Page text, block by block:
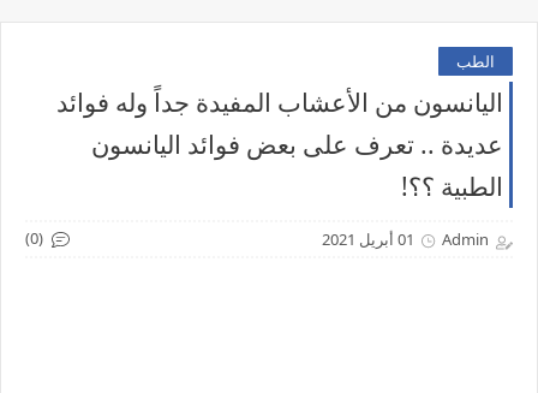
الطب
اليانسون من الأعشاب المفيدة جداً وله فوائد
عديدة .. تعرف على بعض فوائد اليانسون
الطبية ؟؟!
Admin 01 أبريل 2021 (0)